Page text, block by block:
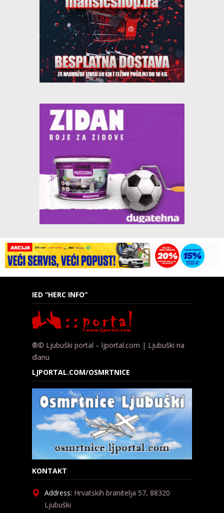
IED “HERC INFO”
®© Ljubuški portal – ljportal.com | Ljubuški na
dlanu
LJPORTAL.COM/OSMRTNICE
KONTAKT
Address: Hrvatskih branitelja 57, 88320
Ljubuški